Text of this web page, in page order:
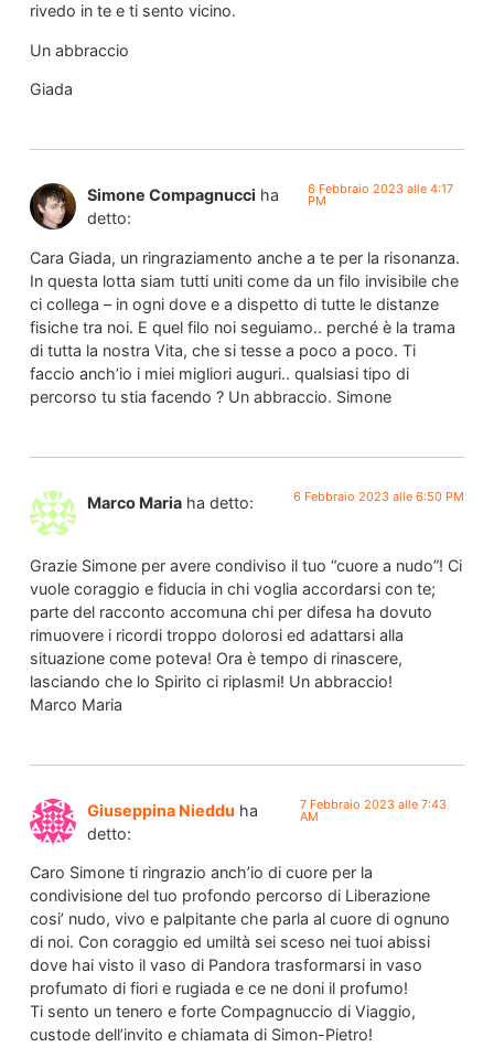
rivedo in te e ti sento vicino.
Un abbraccio
Giada
Simone Compagnucci ha
detto:
6 Febbraio 2023 alle 4:17
PM
Cara Giada, un ringraziamento anche a te per la risonanza.
In questa lotta siam tutti uniti come da un filo invisibile che
ci collega – in ogni dove e a dispetto di tutte le distanze
fisiche tra noi. E quel filo noi seguiamo.. perché è la trama
di tutta la nostra Vita, che si tesse a poco a poco. Ti
faccio anch’io i miei migliori auguri.. qualsiasi tipo di
percorso tu stia facendo ? Un abbraccio. Simone
Marco Maria ha detto: 6 Febbraio 2023 alle 6:50 PM
Grazie Simone per avere condiviso il tuo “cuore a nudo”! Ci
vuole coraggio e fiducia in chi voglia accordarsi con te;
parte del racconto accomuna chi per difesa ha dovuto
rimuovere i ricordi troppo dolorosi ed adattarsi alla
situazione come poteva! Ora è tempo di rinascere,
lasciando che lo Spirito ci riplasmi! Un abbraccio!
Marco Maria
Giuseppina Nieddu ha
detto:
7 Febbraio 2023 alle 7:43
AM
Caro Simone ti ringrazio anch’io di cuore per la
condivisione del tuo profondo percorso di Liberazione
cosi’ nudo, vivo e palpitante che parla al cuore di ognuno
di noi. Con coraggio ed umiltà sei sceso nei tuoi abissi
dove hai visto il vaso di Pandora trasformarsi in vaso
profumato di fiori e rugiada e ce ne doni il profumo!
Ti sento un tenero e forte Compagnuccio di Viaggio,
custode dell’invito e chiamata di Simon-Pietro!